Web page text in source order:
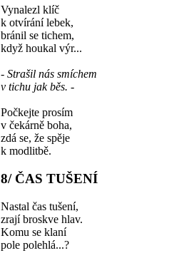
Vynalezl klíč
k otvírání lebek,
bránil se tichem,
když houkal výr...
- Strašil nás smíchem
v tichu jak běs. -
Počkejte prosím
v čekárně boha,
zdá se, že spěje
k modlitbě.
8/ ČAS TUŠENÍ
Nastal čas tušení,
zrají broskve hlav.
Komu se klaní
pole polehlá...?